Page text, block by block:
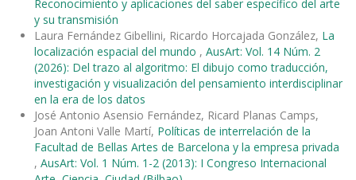
Reconocimiento y aplicaciones del saber específico del arte
y su transmisión
Laura Fernández Gibellini, Ricardo Horcajada González, La
localización espacial del mundo , AusArt: Vol. 14 Núm. 2
(2026): Del trazo al algoritmo: El dibujo como traducción,
investigación y visualización del pensamiento interdisciplinar
en la era de los datos
José Antonio Asensio Fernández, Ricard Planas Camps,
Joan Antoni Valle Martí, Políticas de interrelación de la
Facultad de Bellas Artes de Barcelona y la empresa privada
, AusArt: Vol. 1 Núm. 1-2 (2013): I Congreso Internacional